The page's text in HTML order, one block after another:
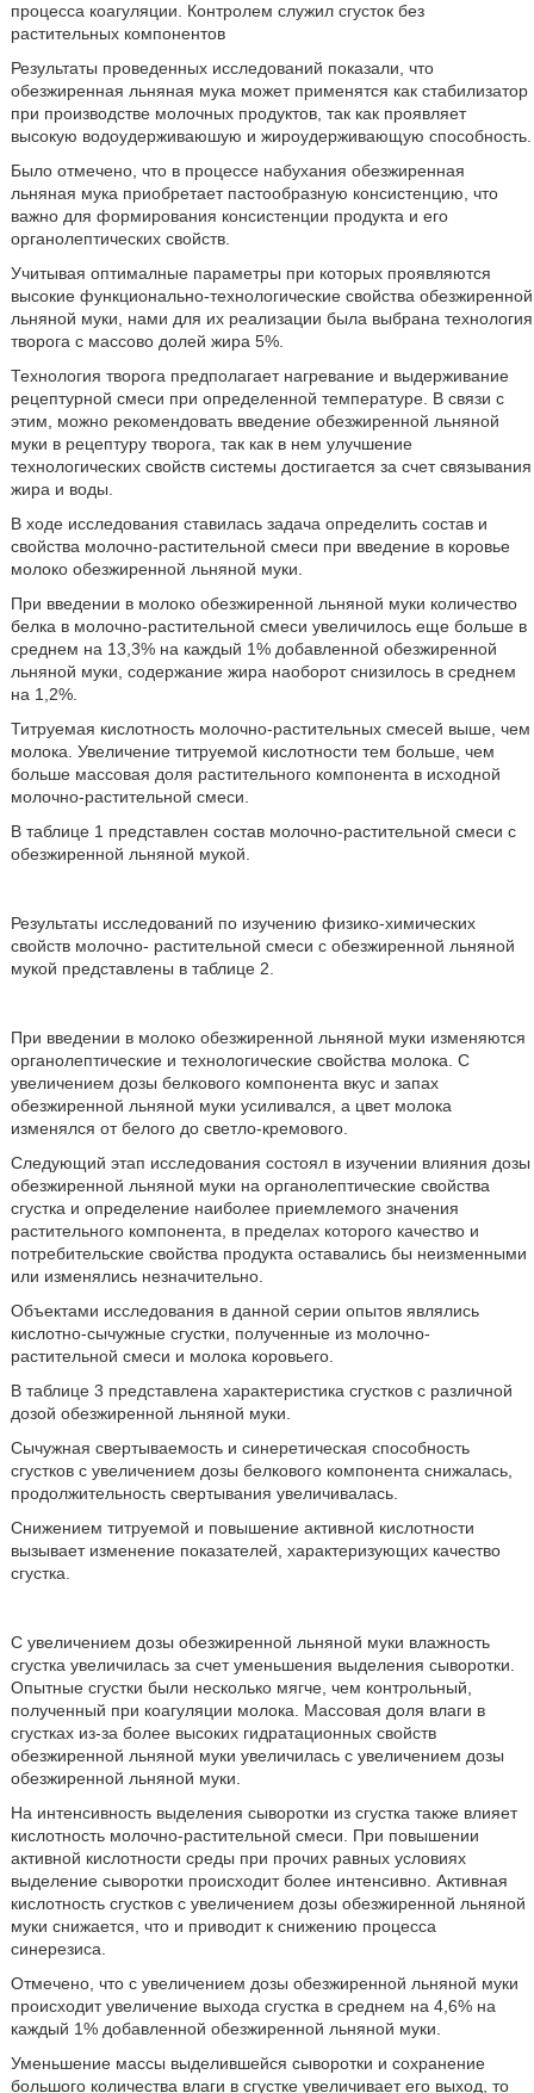
процесса коагуляции. Контролем служил сгусток без
растительных компонентов
Результаты проведенных исследований показали, что
обезжиренная льняная мука может применятся как стабилизатор
при производстве молочных продуктов, так как проявляет
высокую водоудерживаюшую и жироудерживающую способность.
Было отмечено, что в процессе набухания обезжиренная
льняная мука приобретает пастообразную консистенцию, что
важно для формирования консистенции продукта и его
органолептических свойств.
Учитывая оптималные параметры при которых проявляются
высокие функционально-технологические свойства обезжиренной
льняной муки, нами для их реализации была выбрана технология
творога с массово долей жира 5%.
Технология творога предполагает нагревание и выдерживание
рецептурной смеси при определенной температуре. В связи с
этим, можно рекомендовать введение обезжиренной льняной
муки в рецептуру творога, так как в нем улучшение
технологических свойств системы достигается за счет связывания
жира и воды.
В ходе исследования ставилась задача определить состав и
свойства молочно-растительной смеси при введение в коровье
молоко обезжиренной льняной муки.
При введении в молоко обезжиренной льняной муки количество
белка в молочно-растительной смеси увеличилось еще больше в
среднем на 13,3% на каждый 1% добавленной обезжиренной
льняной муки, содержание жира наоборот снизилось в среднем
на 1,2%.
Титруемая кислотность молочно-растительных смесей выше, чем
молока. Увеличение титруемой кислотности тем больше, чем
больше массовая доля растительного компонента в исходной
молочно-растительной смеси.
В таблице 1 представлен состав молочно-растительной смеси с
обезжиренной льняной мукой.
Результаты исследований по изучению физико-химических
свойств молочно- растительной смеси с обезжиренной льняной
мукой представлены в таблице 2.
При введении в молоко обезжиренной льняной муки изменяются
органолептические и технологические свойства молока. С
увеличением дозы белкового компонента вкус и запах
обезжиренной льняной муки усиливался, а цвет молока
изменялся от белого до светло-кремового.
Следующий этап исследования состоял в изучении влияния дозы
обезжиренной льняной муки на органолептические свойства
сгустка и определение наиболее приемлемого значения
растительного компонента, в пределах которого качество и
потребительские свойства продукта оставались бы неизменными
или изменялись незначительно.
Объектами исследования в данной серии опытов являлись
кислотно-сычужные сгустки, полученные из молочно-
растительной смеси и молока коровьего.
В таблице 3 представлена характеристика сгустков с различной
дозой обезжиренной льняной муки.
Сычужная свертываемость и синеретическая способность
сгустков с увеличением дозы белкового компонента снижалась,
продолжительность свертывания увеличивалась.
Снижением титруемой и повышение активной кислотности
вызывает изменение показателей, характеризующих качество
сгустка.
С увеличением дозы обезжиренной льняной муки влажность
сгустка увеличилась за счет уменьшения выделения сыворотки.
Опытные сгустки были несколько мягче, чем контрольный,
полученный при коагуляции молока. Массовая доля влаги в
сгустках из-за более высоких гидратационных свойств
обезжиренной льняной муки увеличилась с увеличением дозы
обезжиренной льняной муки.
На интенсивность выделения сыворотки из сгустка также влияет
кислотность молочно-растительной смеси. При повышении
активной кислотности среды при прочих равных условиях
выделение сыворотки происходит более интенсивно. Активная
кислотность сгустков с увеличением дозы обезжиренной льняной
муки снижается, что и приводит к снижению процесса
синерезиса.
Отмечено, что с увеличением дозы обезжиренной льняной муки
происходит увеличение выхода сгустка в среднем на 4,6% на
каждый 1% добавленной обезжиренной льняной муки.
Уменьшение массы выделившейся сыворотки и сохранение
большого количества влаги в сгустке увеличивает его выход, то